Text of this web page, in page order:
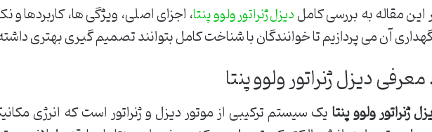
این مقاله به بررسی کاملدیزل ژنراتور ولوو پنتا، اجزای اصلی، ویژگی ها، کاربردها و
آن می پردازیم تا خوانندگان با شناخت کامل بتوانند تصمیم گیری بهتری
ژنراتور ولوو پنتایک سیستم ترکیبی از موتور دیزل و ژنراتور است که انرژی